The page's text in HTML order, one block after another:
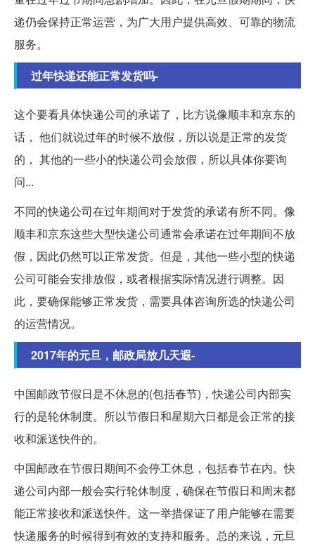
递仍会保持正常运营，为广大用户提供高效、可靠的物流
服务。
过年快递还能正常发货吗-
这个要看具体快递公司的承诺了，比方说像顺丰和京东的
话， 他们就说过年的时候不放假，所以说是正常的发货
的， 其他的一些小的快递公司会放假，所以具体你要询
问...
不同的快递公司在过年期间对于发货的承诺有所不同。像
顺丰和京东这些大型快递公司通常会承诺在过年期间不放
假，因此仍然可以正常发货。但是，其他一些小型的快递
公司可能会安排放假，或者根据实际情况进行调整。因
此，要确保能够正常发货，需要具体咨询所选的快递公司
的运营情况。
2017年的元旦，邮政局放几天遐-
中国邮政节假日是不休息的(包括春节)，快递公司内部实
行的是轮休制度。所以节假日和星期六日都是会正常的接
收和派送快件的。
中国邮政在节假日期间不会停工休息，包括春节在内。快
递公司内部一般会实行轮休制度，确保在节假日和周末都
能正常接收和派送快件。这一举措保证了用户能够在需要
快递服务的时候得到有效的支持和服务。总的来说，元旦